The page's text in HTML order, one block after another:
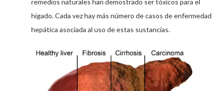
remedios naturales han demostrado ser tóxicos para el
hígado. Cada vez hay más número de casos de enfermedad
hepática asociada al uso de estas sustancias.